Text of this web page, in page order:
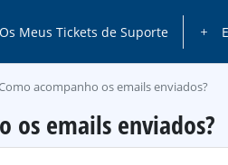
Os Meus Tickets de Suporte
acompanho os emails enviados?
os emails enviados?